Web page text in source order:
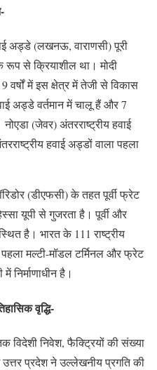
अड्डे (लखनऊ, वाराणसी) पूरी
से क्रियाशील था। मोदी
वर्षों में इस क्षेत्र में तेजी से विकास
अड्डे वर्तमान में चालू हैं और 7
(जेवर) अंतरराष्ट्रीय हवाई
हवाई अड्डों वाला पहला
(डीएफसी) के तहत पूर्वी फ्रेट
यूपी से गुजरता है। पूर्वी और
है। भारत के 111 राष्ट्रीय
मल्टी-मॉडल टर्मिनल और फ्रेट
है।
वृद्धि-
विदेशी निवेश, फैक्ट्रियों की संख्या
उत्तर प्रदेश ने उल्लेखनीय प्रगति की